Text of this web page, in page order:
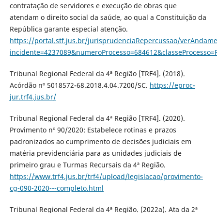
contratação de servidores e execução de obras que
atendam o direito social da saúde, ao qual a Constituição da
República garante especial atenção.
https://portal.stf.jus.br/jurisprudenciaRepercussao/
Tribunal Regional Federal da 4ª Região [TRF4]. (2018).
Acórdão nº 5018572-68.2018.4.04.7200/SC. https://eproc-
jur.trf4.jus.br/
Tribunal Regional Federal da 4ª Região [TRF4]. (2020).
Provimento nº 90/2020: Estabelece rotinas e prazos
padronizados ao cumprimento de decisões judiciais em
matéria previdenciária para as unidades judiciais de
primeiro grau e Turmas Recursais da 4ª Região.
https://www.trf4.jus.br/trf4/upload/legislacao/provimento-
cg-090-2020---completo.html
Tribunal Regional Federal da 4ª Região. (2022a). Ata da 2ª